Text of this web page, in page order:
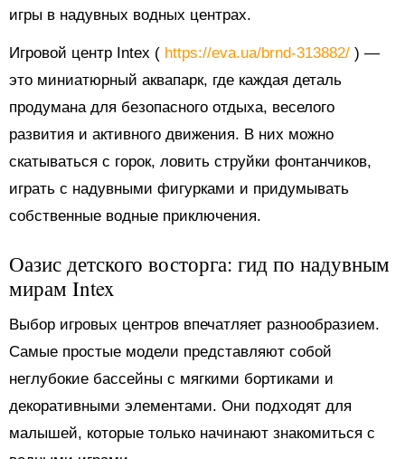
игры в надувных водных центрах.
Игровой центр Intex ( https://eva.ua/brnd-313882/ ) —
это миниатюрный аквапарк, где каждая деталь
продумана для безопасного отдыха, веселого
развития и активного движения. В них можно
скатываться с горок, ловить струйки фонтанчиков,
играть с надувными фигурками и придумывать
собственные водные приключения.
Оазис детского восторга: гид по надувным
мирам Intex
Выбор игровых центров впечатляет разнообразием.
Самые простые модели представляют собой
неглубокие бассейны с мягкими бортиками и
декоративными элементами. Они подходят для
малышей, которые только начинают знакомиться с